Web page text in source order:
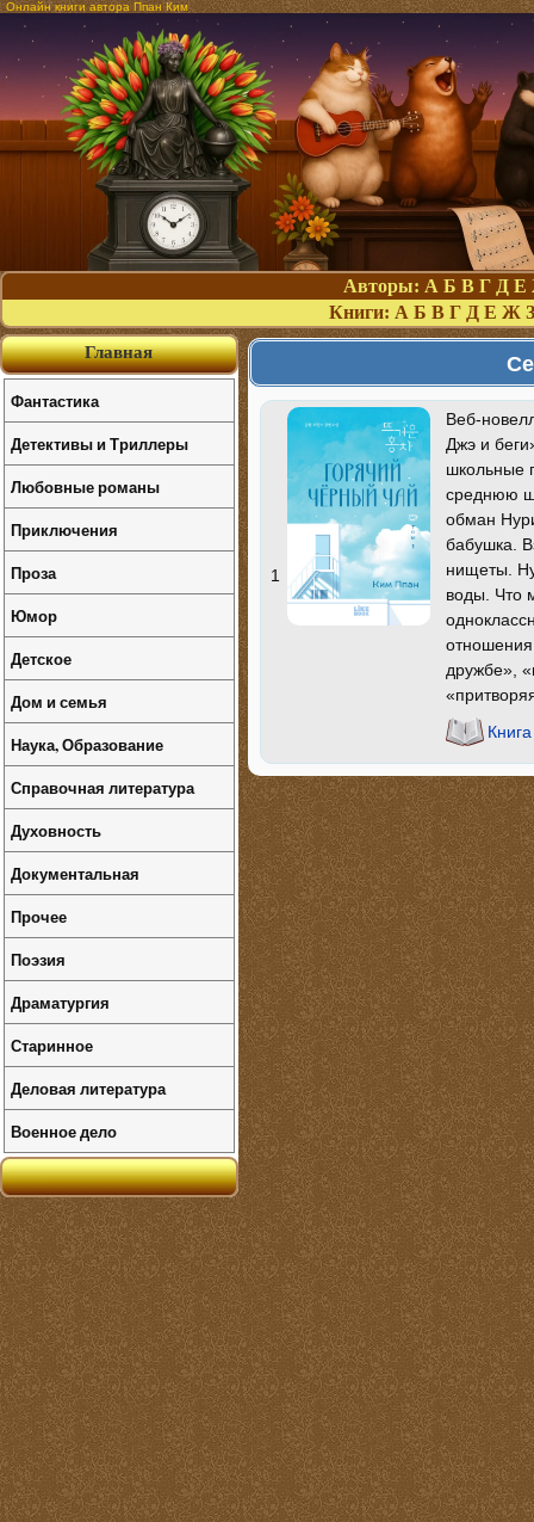
Онлайн книги автора Ппан Ким
Авторы: А Б В Г Д Е
Книги: А Б В Г Д Е Ж З
1
Веб-
Джэ и
школьные
среднюю
обман
бабушка.
нищеты.
воды. Что
дружбе»,
Главная
Фантастика
Детективы и Триллеры
Любовные романы
Приключения
Проза
Юмор
Детское
Дом и семья
Наука, Образование
Справочная литература
Духовность
Документальная
Прочее
Поэзия
Драматургия
Старинное
Деловая литература
Военное дело